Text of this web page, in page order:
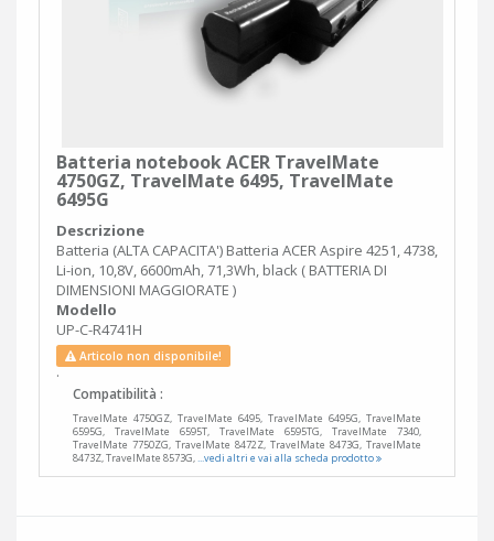
Batteria notebook ACER TravelMate
4750GZ, TravelMate 6495, TravelMate
6495G
Descrizione
Batteria (ALTA CAPACITA') Batteria ACER Aspire 4251, 4738,
Li-ion, 10,8V, 6600mAh, 71,3Wh, black ( BATTERIA DI
DIMENSIONI MAGGIORATE )
Modello
UP-C-R4741H
Articolo non disponibile!
.
Compatibilità :
TravelMate 4750GZ, TravelMate 6495, TravelMate 6495G, TravelMate
6595G, TravelMate 6595T, TravelMate 6595TG, TravelMate 7340,
TravelMate 7750ZG, TravelMate 8472Z, TravelMate 8473G, TravelMate
8473Z, TravelMate 8573G,...vedi altri e vai alla scheda prodotto